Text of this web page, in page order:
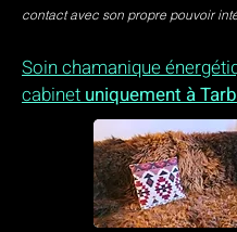
contact avec son propre pouvoir
Soin chamanique
cabinet uniquement à